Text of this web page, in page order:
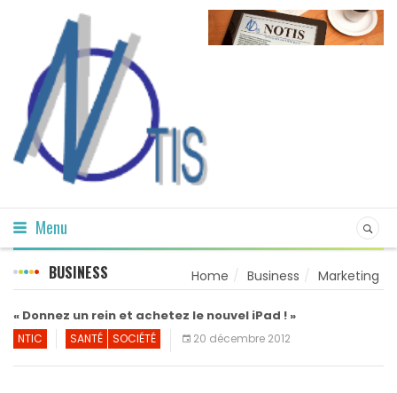
Menu
BUSINESS Home Business Marketing
« Donnez un rein et achetez le nouvel iPad ! »
NTIC SANTÉ SOCIÉTÉ 20 décembre 2012